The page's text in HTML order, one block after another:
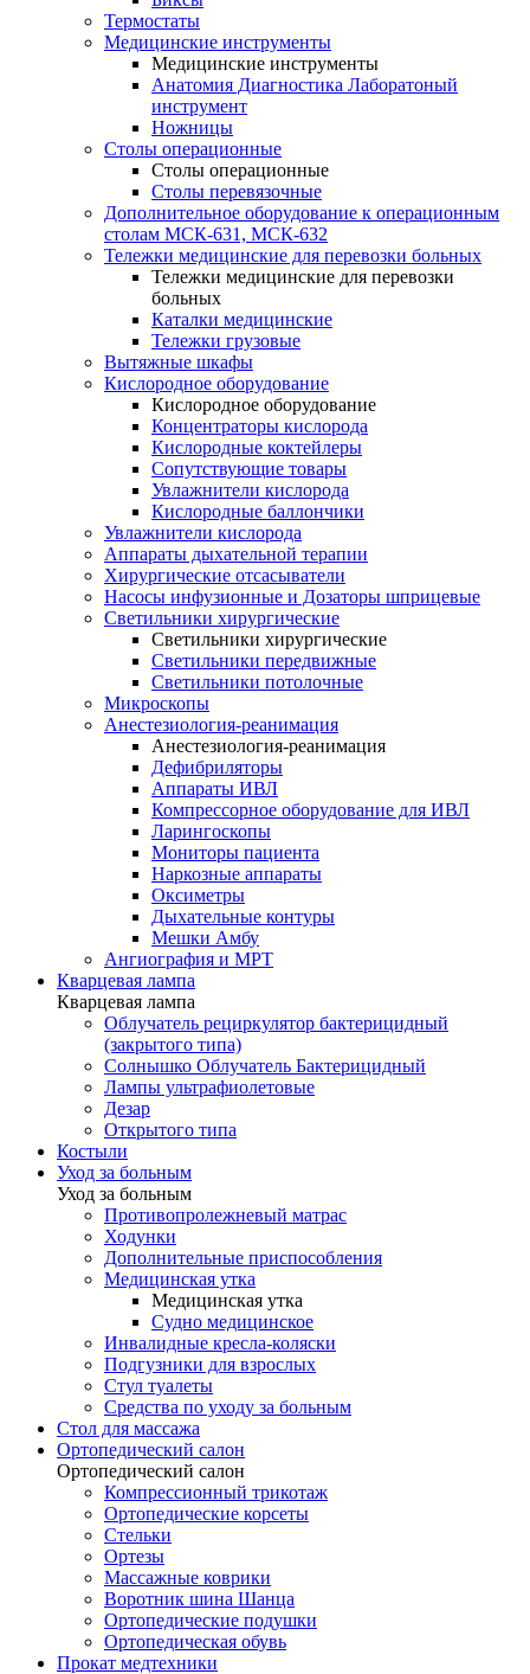
Термостаты
Медицинские инструменты
Медицинские инструменты
Анатомия Диагностика Лаборатоный
инструмент
Ножницы
Столы операционные
Столы операционные
Столы перевязочные
Дополнительное оборудование к операционным
столам МСК-631, МСК-632
Тележки медицинские для перевозки больных
Тележки медицинские для перевозки
больных
Каталки медицинские
Тележки грузовые
Вытяжные шкафы
Кислородное оборудование
Кислородное оборудование
Концентраторы кислорода
Кислородные коктейлеры
Сопутствующие товары
Увлажнители кислорода
Кислородные баллончики
Увлажнители кислорода
Аппараты дыхательной терапии
Хирургические отсасыватели
Насосы инфузионные и Дозаторы шприцевые
Светильники хирургические
Светильники хирургические
Светильники передвижные
Светильники потолочные
Микроскопы
Анестезиология-реанимация
Анестезиология-реанимация
Дефибриляторы
Аппараты ИВЛ
Компрессорное оборудование для ИВЛ
Ларингоскопы
Мониторы пациента
Наркозные аппараты
Оксиметры
Дыхательные контуры
Мешки Амбу
Ангиография и МРТ
Кварцевая лампа
Кварцевая лампа
Облучатель рециркулятор бактерицидный
(закрытого типа)
Солнышко Облучатель Бактерицидный
Лампы ультрафиолетовые
Дезар
Открытого типа
Костыли
Уход за больным
Уход за больным
Противопролежневый матрас
Ходунки
Дополнительные приспособления
Медицинская утка
Медицинская утка
Судно медицинское
Инвалидные кресла-коляски
Подгузники для взрослых
Стул туалеты
Средства по уходу за больным
Cтол для массажа
Ортопедический салон
Ортопедический салон
Компрессионный трикотаж
Ортопедические корсеты
Стельки
Ортезы
Массажные коврики
Воротник шина Шанца
Ортопедические подушки
Ортопедическая обувь
Прокат медтехники